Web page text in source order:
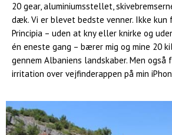
20 gear, aluminiumsstellet,
dæk. Vi er blevet bedste venner. Ikke kun
Principia – uden at kny eller knirke og
én eneste gang – bærer mig og mine 20
gennem Albaniens landskaber. Men
irritation over vejfinder­appen på min